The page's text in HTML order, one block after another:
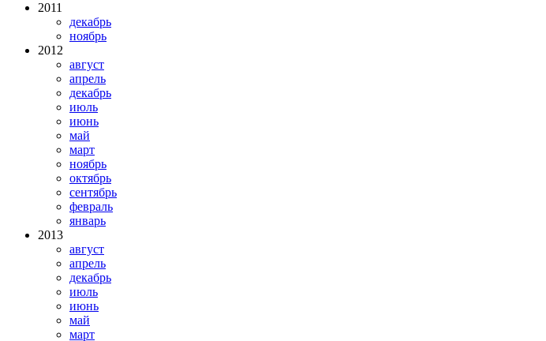
2011
декабрь
ноябрь
2012
август
апрель
декабрь
июль
июнь
май
март
ноябрь
октябрь
сентябрь
февраль
январь
2013
август
апрель
декабрь
июль
июнь
май
март